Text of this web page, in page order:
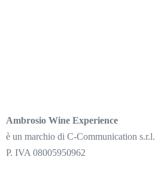
Ambrosio Wine Experience
è un marchio di C-Communication s.r.l.
P. IVA 08005950962